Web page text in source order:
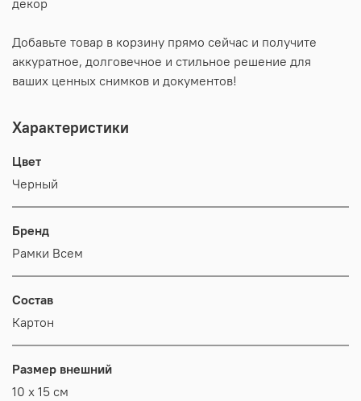
декор
Добавьте товар в корзину прямо сейчас и получите
аккуратное, долговечное и стильное решение для
ваших ценных снимков и документов!
Характеристики
Цвет
Черный
Бренд
Рамки Всем
Состав
Картон
Размер внешний
10 х 15 см